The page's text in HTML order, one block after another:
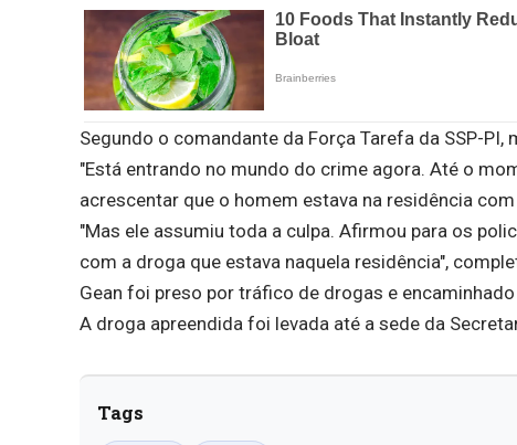
Segundo o comandante da Força Tarefa da SSP-
"Está entrando no mundo do crime agora. Até o
acrescentar que o homem estava na residência
"Mas ele assumiu toda a culpa. Afirmou para os
com a droga que estava naquela residência",
Gean foi preso por tráfico de drogas e
A droga apreendida foi levada até a sede da
Tags